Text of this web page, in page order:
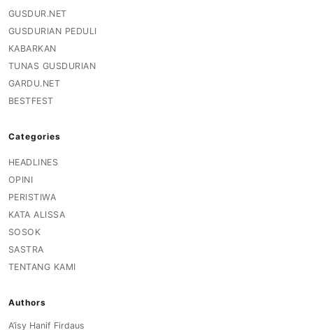
GUSDUR.NET
GUSDURIAN PEDULI
KABARKAN
TUNAS GUSDURIAN
GARDU.NET
BESTFEST
Categories
HEADLINES
OPINI
PERISTIWA
KATA ALISSA
SOSOK
SASTRA
TENTANG KAMI
Authors
A’isy Hanif Firdaus